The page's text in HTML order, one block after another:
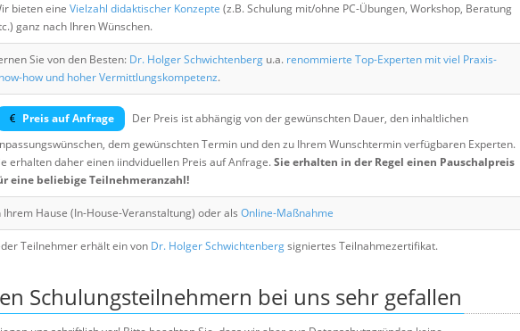
bieten eine Vielzahl didaktischer Konzepte (z.B. Schulung mit/ohne PC-Übungen, Workshop, Beratung
ganz nach Ihren Wünschen.
Sie von den Besten: Dr. Holger Schwichtenberg u.a. renommierte Top-Experten mit viel Praxis-
how und hoher Vermittlungskompetenz.
Preis auf Anfrage
Der Preis ist abhängig von der gewünschten Dauer, den inhaltlichen
dem gewünschten Termin und den zu Ihrem Wunschtermin verfügbaren Experten.
erhalten daher einen iindviduellen Preis auf Anfrage.Sie erhalten in der Regel einen Pauschalpreis
eine beliebige Teilnehmeranzahl!
Ihrem Hause (In-House-Veranstaltung) oder als Online-Maßnahme
Teilnehmer erhält ein von Dr. Holger Schwichtenbergsigniertes Teilnahmezertifikat.
Schulungsteilnehmern bei uns sehr gefallen